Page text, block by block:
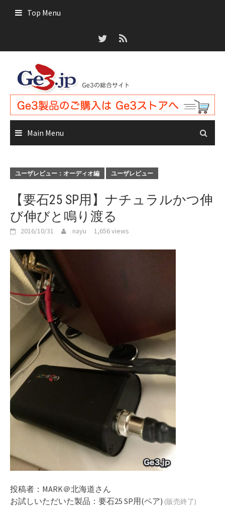
Top Menu
Main Menu
ユーザレビュー：オーディオ編 ユーザレビュー
【要石25 SP用】ナチュラルかつ伸
び伸びと鳴り渡る
2016/10/31 nayu 1,656 views
投稿者：MARK＠北海道さん
お試しいただいた製品：要石25 SP用(ペア) (販売終了)